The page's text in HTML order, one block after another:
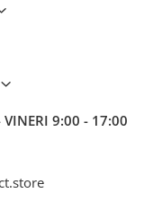
VINERI 9:00 - 17:00